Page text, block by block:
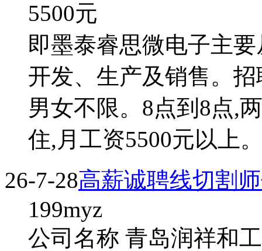
5500元
即墨泰睿思微电子主
开发、生产及销售。
男女不限。8点到8点,
住,月工资5500元以上
26-7-28高薪诚聘线切割
199myz
公司名称 青岛润祥和